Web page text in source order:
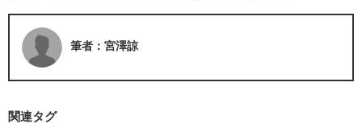
筆者：宮澤諒
関連タグ